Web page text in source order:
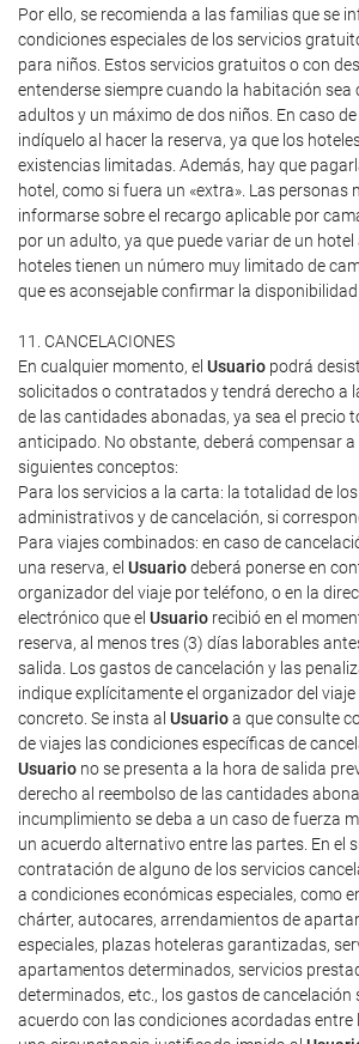
Por ello, se recomienda a las familias que se
condiciones especiales de los servicios
para niños. Estos servicios gratuitos o con
entenderse siempre cuando la habitación
adultos y un máximo de dos niños. En caso
indíquelo al hacer la reserva, ya que los
existencias limitadas. Además, hay que
hotel, como si fuera un «extra». Las personas
informarse sobre el recargo aplicable por
por un adulto, ya que puede variar de un
hoteles tienen un número muy limitado de
que es aconsejable confirmar la disponibilidad
11. CANCELACIONES
En cualquier momento, el Usuario podrá
solicitados o contratados y tendrá derecho a
de las cantidades abonadas, ya sea el precio
anticipado. No obstante, deberá compensar a
siguientes conceptos:
Para los servicios a la carta: la totalidad de
administrativos y de cancelación, si
Para viajes combinados: en caso de
una reserva, el Usuariodeberá ponerse en
organizador del viaje por teléfono, o en la
electrónico que el Usuario recibió en el
reserva, al menos tres (3) días laborables
salida. Los gastos de cancelación y las
indique explícitamente el organizador del
concreto. Se insta al Usuarioa que consulte
de viajes las condiciones específicas de
Usuario no se presenta a la hora de salida
derecho al reembolso de las cantidades
incumplimiento se deba a un caso de fuerza
un acuerdo alternativo entre las partes. En el
contratación de alguno de los servicios
a condiciones económicas especiales, como
chárter, autocares, arrendamientos de
especiales, plazas hoteleras garantizadas,
apartamentos determinados, servicios
determinados, etc., los gastos de cancelación
acuerdo con las condiciones acordadas entre